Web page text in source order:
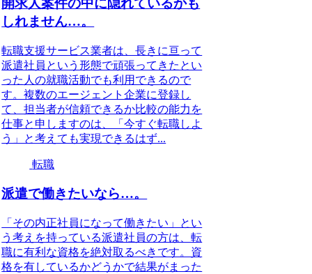
開求人案件の中に隠れているかも
しれません…。
転職支援サービス業者は、長きに亘って
派遣社員という形態で頑張ってきたとい
った人の就職活動でも利用できるので
す。複数のエージェント企業に登録し
て、担当者が信頼できるか比較の能力を
仕事と申しますのは、「今すぐ転職しよ
う」と考えても実現できるはず...
転職
派遣で働きたいなら…。
「その内正社員になって働きたい」とい
う考えを持っている派遣社員の方は、転
職に有利な資格を絶対取るべきです。資
格を有しているかどうかで結果がまった